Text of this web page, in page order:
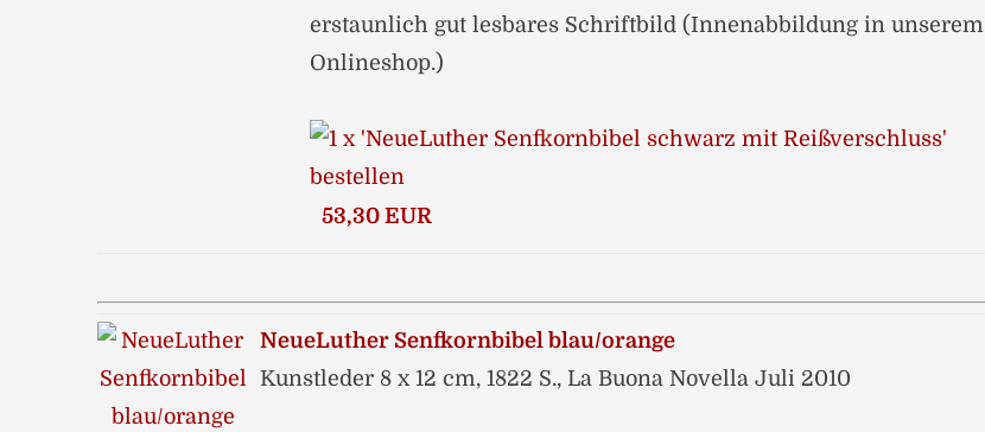
erstaunlich gut lesbares Schriftbild (Innenabbildung in unserem
Onlineshop.)
53,30 EUR
NeueLuther Senfkornbibel blau/orange
Kunstleder 8 x 12 cm, 1822 S., La Buona Novella Juli 2010